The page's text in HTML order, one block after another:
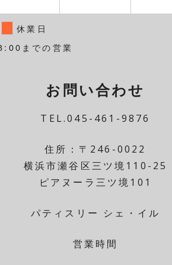
休業日
までの営業
お問い合わせ
TEL.045-461-9876
住所：〒246-0022
横浜市瀬谷区三ツ境110-25
ピアヌーラ三ツ境101
パティスリー シェ・イル
営業時間